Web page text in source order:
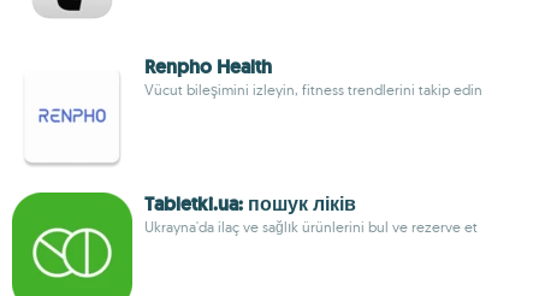
Renpho Health
Vücut bileşimini izleyin, fitness trendlerini takip edin
Tabletki.ua: пошук ліків
Ukrayna'da ilaç ve sağlık ürünlerini bul ve rezerve et